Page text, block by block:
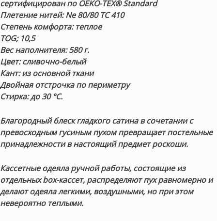
сертифицирован по OEKO-TEX® Standard
Плетение нитей:Ne 80/80 TC 410
Степень комфорта:теплое
TOG;10,5
Вес наполнителя:580 г.
Цвет:сливочно-белый
Кант:из основной ткани
Двойная отстрочка по периметру
Стирка:до 30 °С.
Благородный блеск гладкого сатина в сочетании с
превосходным гусиным пухом превращает постельные
принадлежности в настоящий предмет роскоши.
Кассетные одеяла ручной работы, состоящие из
отдельных box-кассет, распределяют пух равномерно и
делают одеяла легкими, воздушными, но при этом
невероятно теплыми.